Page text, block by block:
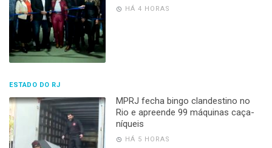
HÁ 4 HORAS
ESTADO DO RJ
MPRJ fecha bingo clandestino no
Rio e apreende 99 máquinas caça-
níqueis
HÁ 5 HORAS